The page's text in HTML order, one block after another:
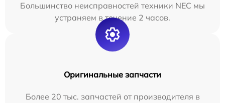
Большинство неисправностей техники NEC мы
устраняем в течение 2 часов.
Оригинальные запчасти
Более 20 тыс. запчастей от производителя в